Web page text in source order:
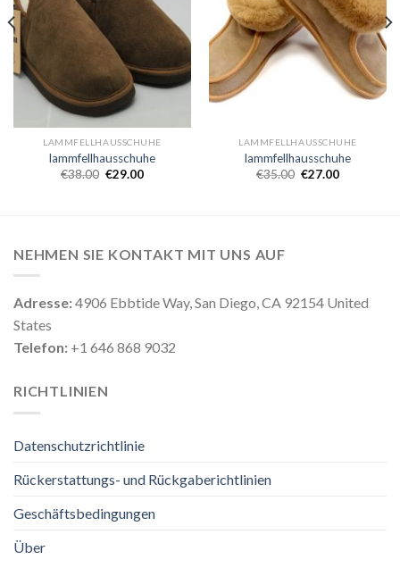
LAMMFELLHAUSSCHUHE
lammfellhausschuhe
€38.00 €29.00
LAMMFELLHAUSSCHUHE
lammfellhausschuhe
€35.00 €27.00
NEHMEN SIE KONTAKT MIT UNS AUF
Adresse:4906 Ebbtide Way, San Diego, CA 92154 United
States
Telefon: +1 646 868 9032
RICHTLINIEN
Datenschutzrichtlinie
Rückerstattungs- und Rückgaberichtlinien
Geschäftsbedingungen
Über